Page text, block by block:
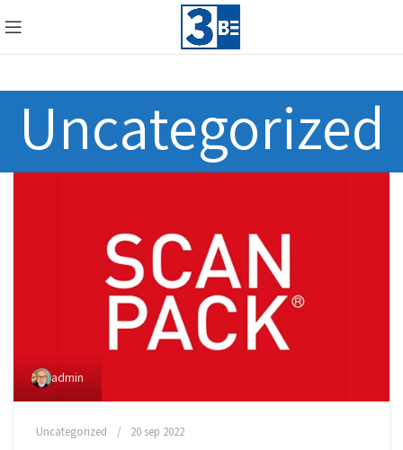
Uncategorized
admin
Uncategorized 20 sep 2022